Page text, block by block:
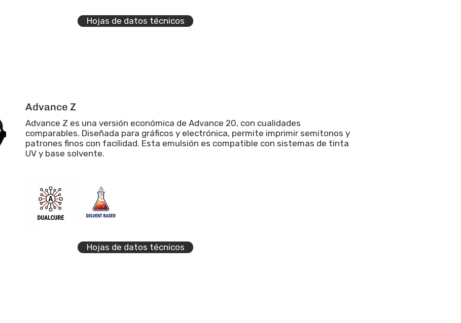
Hojas de datos técnicos
Advance Z
Advance Z es una versión económica de Advance 20, con cualidades
comparables. Diseñada para gráficos y electrónica, permite imprimir semitonos y
patrones finos con facilidad. Esta emulsión es compatible con sistemas de tinta
UV y base solvente.
Hojas de datos técnicos